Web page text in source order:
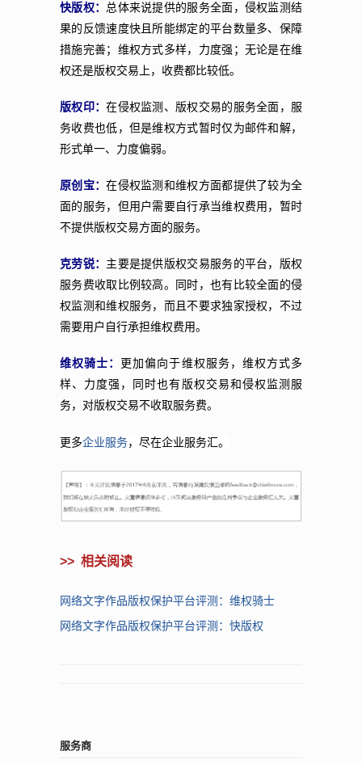
快版权： 总体来说提供的服务全面，侵权监测结
果的反馈速度快且所能绑定的平台数量多、保障
措施完善；维权方式多样，力度强；无论是在维
权还是版权交易上，收费都比较低。
版权印：在侵权监测、版权交易的服务全面，服
务收费也低，但是维权方式暂时仅为邮件和解，
形式单一、力度偏弱。
原创宝：在侵权监测和维权方面都提供了较为全
面的服务，但用户需要自行承当维权费用，暂时
不提供版权交易方面的服务。
克劳锐： 主要是提供版权交易服务的平台，版权
服务费收取比例较高。同时，也有比较全面的侵
权监测和维权服务，而且不要求独家授权，不过
需要用户自行承担维权费用。
维权骑士：
更加偏向于维权服务，维权方式多
样、力度强，同时也有版权交易和侵权监测服
务，对版权交易不收取服务费。
更多企业服务，尽在企业服务汇。
>> 相关阅读
网络文字作品版权保护平台评测：维权骑士
网络文字作品版权保护平台评测：快版权
服务商